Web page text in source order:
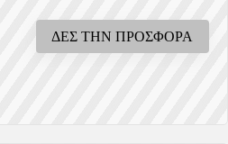
ΔΕΣ ΤΗΝ ΠΡΟΣΦΟΡΑ